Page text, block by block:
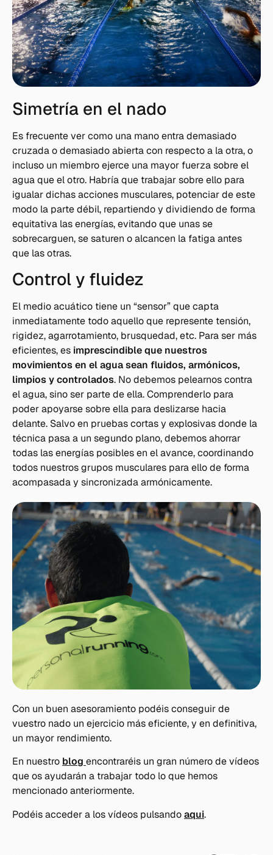
Simetría en el nado
Es frecuente ver como una mano entra demasiado
cruzada o demasiado abierta con respecto a la otra, o
incluso un miembro ejerce una mayor fuerza sobre el
agua que el otro. Habría que trabajar sobre ello para
igualar dichas acciones musculares, potenciar de este
modo la parte débil, repartiendo y dividiendo de forma
equitativa las energías, evitando que unas se
sobrecarguen, se saturen o alcancen la fatiga antes
que las otras.
Control y fluidez
El medio acuático tiene un “sensor” que capta
inmediatamente todo aquello que represente tensión,
rigidez, agarrotamiento, brusquedad, etc. Para ser más
eficientes, es imprescindible que nuestros
movimientos en el agua sean fluidos, armónicos,
limpios y controlados. No debemos pelearnos contra
el agua, sino ser parte de ella. Comprenderlo para
poder apoyarse sobre ella para deslizarse hacia
delante. Salvo en pruebas cortas y explosivas donde la
técnica pasa a un segundo plano, debemos ahorrar
todas las energías posibles en el avance, coordinando
todos nuestros grupos musculares para ello de forma
acompasada y sincronizada armónicamente.
Con un buen asesoramiento podéis conseguir de
vuestro nado un ejercicio más eficiente, y en definitiva,
un mayor rendimiento.
En nuestro blog encontraréis un gran número de vídeos
que os ayudarán a trabajar todo lo que hemos
mencionado anteriormente.
Podéis acceder a los vídeos pulsandoaqui.